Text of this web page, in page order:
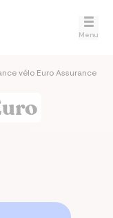
Menu
vélo Euro Assurance